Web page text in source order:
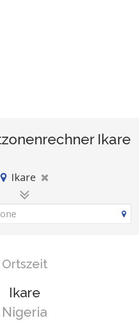
Ikare
Ikare
Ortszeit
Ikare
Nigeria